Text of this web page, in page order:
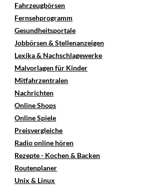
Fahrzeugbörsen
Fernsehprogramm
Gesundheitsportale
Jobbörsen & Stellenanzeigen
Lexika & Nachschlagewerke
Malvorlagen für Kinder
Mitfahrzentralen
Nachrichten
Online Shops
Online Spiele
Preisvergleiche
Radio online hören
Rezepte - Kochen & Backen
Routenplaner
Unix & Linux